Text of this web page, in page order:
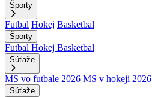
Športy
Futbal Hokej Basketbal
Športy
Futbal Hokej Basketbal
Súťaže
MS vo futbale 2026 MS v hokeji 2026
Súťaže